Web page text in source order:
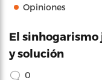
Opiniones
El
y solución
0